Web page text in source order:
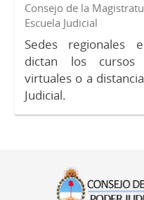
Consejo de la
Escuela Judicial
Sedes regionales
dictan los cursos
virtuales o a
Judicial.